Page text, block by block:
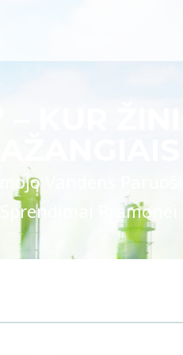
KUR
Vandens
Pramonei